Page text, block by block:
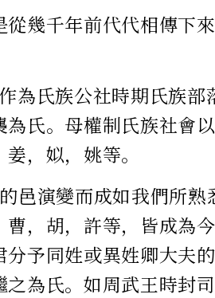
幾千年前代代相傳下
為氏族公社時期氏族部
氏。母權制氏族社會
，姒，姚等。
邑演變而成如我們所
，胡，許等，皆成為
予同姓或異姓卿大夫
為氏。如周武王時封